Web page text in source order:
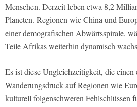
Menschen. Derzeit leben etwa 8,2
Planeten. Regionen wie China und
einer demografischen Abwärtsspirale,
Teile Afrikas weiterhin dynamisch
Es ist diese Ungleichzeitigkeit, die einen
Wanderungsdruck auf Regionen wie
kulturell folgenschweren Fehlschlüssen